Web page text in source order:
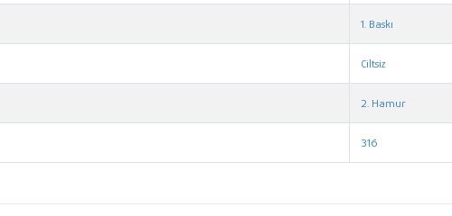
1. Baskı
Ciltsiz
2. Hamur
316